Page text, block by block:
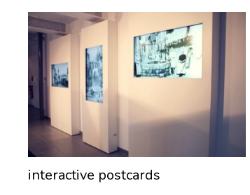
interactive postcards